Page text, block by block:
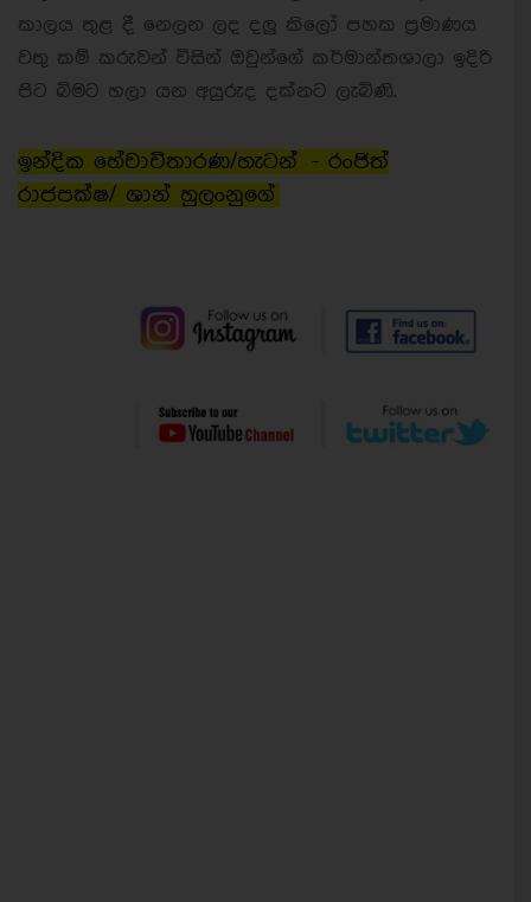
කාලය තුළ දී නෙලන ලද දලු කිලෝ පහක ප්‍රමාණය
වතු කම් කරුවන් විසින් ඔවුන්ගේ කර්මාන්තශාලා ඉදිරි
පිට බිමට හලා යන අයුරුද දක්නට ලැබිණි.
ඉන්දික හේවාවිතාරණ/හැටන් - රංජිත්
රාජපක්ෂ/ ශාන් හුලංනුගේ